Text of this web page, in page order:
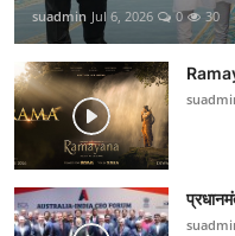
suadmin Jul 6, 2026 0 30